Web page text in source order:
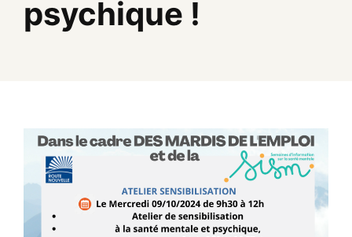
psychique !